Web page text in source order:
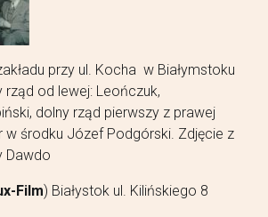
przy ul. Kocha w Białymstoku
rząd od lewej: Leończuk,
dolny rząd pierwszy z prawej
w środku Józef Podgórski. Zdjęcie z
Dawdo
Film) Białystok ul. Kilińskiego 8